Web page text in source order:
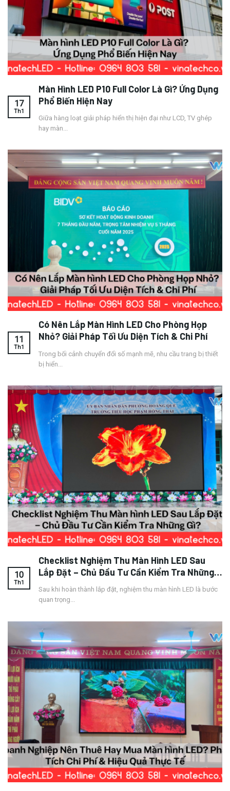
Màn Hình LED P10 Full Color Là Gì? Ứng Dụng
Phổ Biến Hiện Nay
Giữa hàng loạt giải pháp hiển thị hiện đại như LCD, TV ghép
hay màn...
17
Th1
Có Nên Lắp Màn Hình LED Cho Phòng Họp
Nhỏ? Giải Pháp Tối Ưu Diện Tích & Chi Phí
Trong bối cảnh chuyển đổi số mạnh mẽ, nhu cầu trang bị thiết
bị hiển...
11
Th1
Checklist Nghiệm Thu Màn Hình LED Sau
Lắp Đặt – Chủ Đầu Tư Cần Kiểm Tra Những
Sau khi hoàn thành lắp đặt, nghiệm thu màn hình LED là bước
quan trọng...
10
Th1